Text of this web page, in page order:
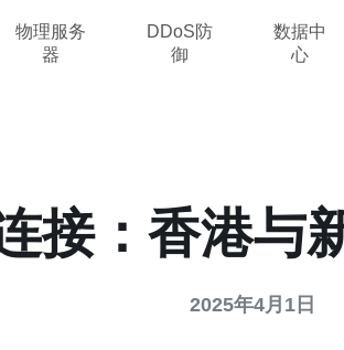
物理服务
器
DDoS防
御
数据中
心
接：香港与
2025年4月1日